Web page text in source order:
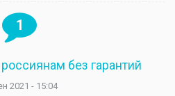
1
без гарантий
2021 - 15:04